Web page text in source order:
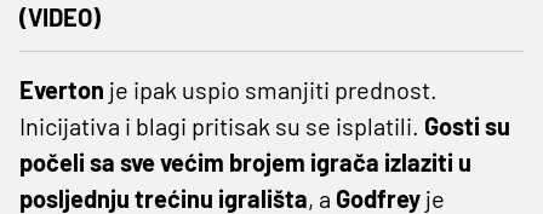
(VIDEO)
Everton je ipak uspio smanjiti prednost.
Inicijativa i blagi pritisak su se isplatili. Gosti su
počeli sa sve većim brojem igrača izlaziti u
posljednju trećinu igrališta, a Godfrey je